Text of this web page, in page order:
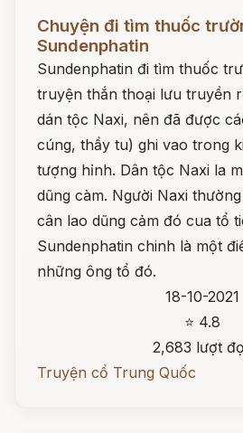
Chuyện đi tìm thuốc
Sundenphatin
Sundenphatin đi tìm thuốc
truyện thắn thoại lưu truyền
dán tộc Naxi, nên đã được
cúng, thầy tu) ghi vao trong
tượng hỉnh. Dân tộc Naxi la
dũng càm. Người Naxi
cân lao dũng cảm đó cua tổ
Sundenphatin chinh là một
những ông tổ đó.
18-10-2021
⭐ 4.8
2,683 lượt
Truyện cổ Trung Quốc